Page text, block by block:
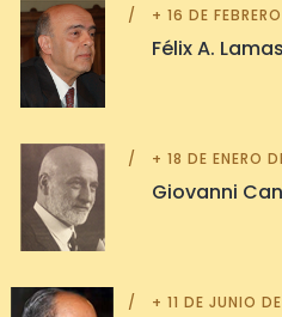
+ 16 DE
Félix A. Lamas
+ 18 DE ENERO
Giovanni
+ 11 DE JUNIO